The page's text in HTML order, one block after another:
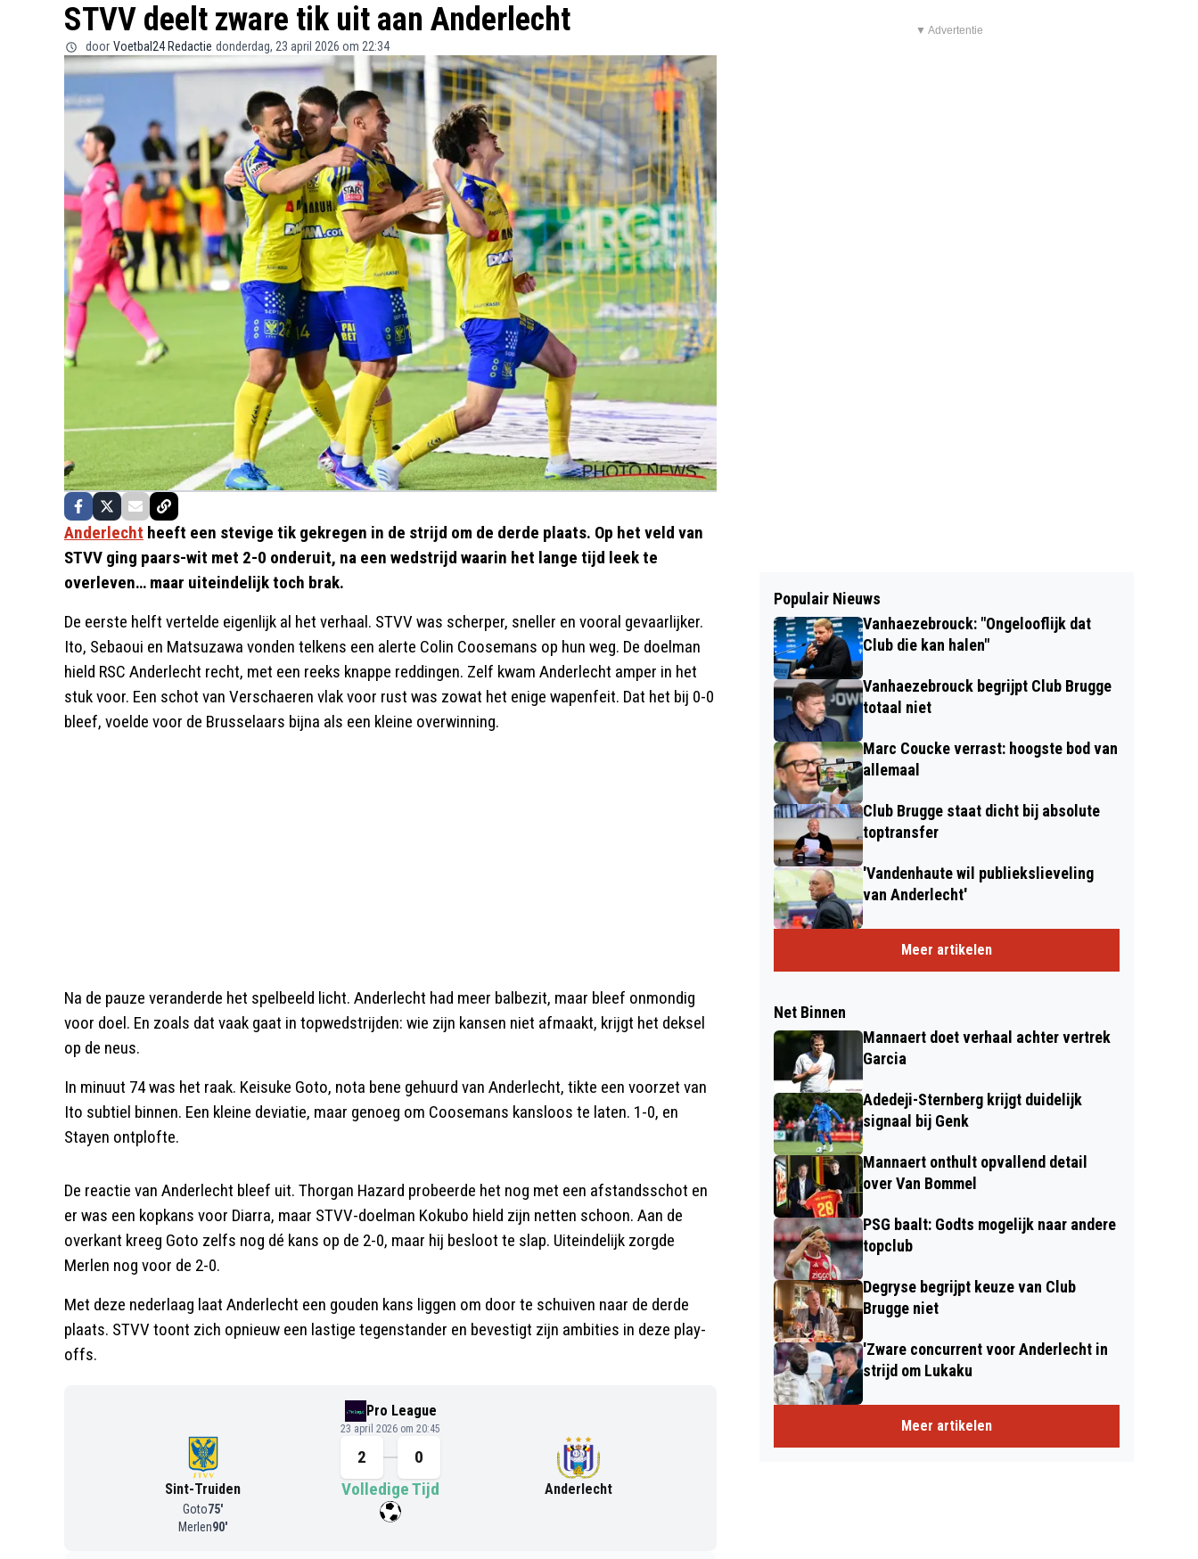
STVV deelt zware tik uit aan Anderlecht
door Voetbal24 Redactie donderdag, 23 april 2026 om 22:34
Anderlecht heeft een stevige tik gekregen in de strijd om de derde plaats. Op het veld van
STVV ging paars-wit met 2-0 onderuit, na een wedstrijd waarin het lange tijd leek te
overleven… maar uiteindelijk toch brak.
De eerste helft vertelde eigenlijk al het verhaal. STVV was scherper, sneller en vooral gevaarlijker.
Ito, Sebaoui en Matsuzawa vonden telkens een alerte Colin Coosemans op hun weg. De doelman
hield RSC Anderlecht recht, met een reeks knappe reddingen. Zelf kwam Anderlecht amper in het
stuk voor. Een schot van Verschaeren vlak voor rust was zowat het enige wapenfeit. Dat het bij 0-0
bleef, voelde voor de Brusselaars bijna als een kleine overwinning.
Na de pauze veranderde het spelbeeld licht. Anderlecht had meer balbezit, maar bleef onmondig
voor doel. En zoals dat vaak gaat in topwedstrijden: wie zijn kansen niet afmaakt, krijgt het deksel
op de neus.
In minuut 74 was het raak. Keisuke Goto, nota bene gehuurd van Anderlecht, tikte een voorzet van
Ito subtiel binnen. Een kleine deviatie, maar genoeg om Coosemans kansloos te laten. 1-0, en
Stayen ontplofte.
De reactie van Anderlecht bleef uit. Thorgan Hazard probeerde het nog met een afstandsschot en
er was een kopkans voor Diarra, maar STVV-doelman Kokubo hield zijn netten schoon. Aan de
overkant kreeg Goto zelfs nog dé kans op de 2-0, maar hij besloot te slap. Uiteindelijk zorgde
Merlen nog voor de 2-0.
Met deze nederlaag laat Anderlecht een gouden kans liggen om door te schuiven naar de derde
plaats. STVV toont zich opnieuw een lastige tegenstander en bevestigt zijn ambities in deze play-
offs.
Pro League
23 april 2026 om 20:45
Sint-Truiden
Goto75'
Merlen90'
2
0
Volledige Tijd
Anderlecht
▼ Advertentie
Populair Nieuws
Vanhaezebrouck: "Ongelooflijk dat
Club die kan halen"
Vanhaezebrouck begrijpt Club Brugge
totaal niet
Marc Coucke verrast: hoogste bod van
allemaal
Club Brugge staat dicht bij absolute
toptransfer
'Vandenhaute wil publiekslieveling
van Anderlecht'
Meer artikelen
Net Binnen
Mannaert doet verhaal achter vertrek
Garcia
Adedeji-Sternberg krijgt duidelijk
signaal bij Genk
Mannaert onthult opvallend detail
over Van Bommel
PSG baalt: Godts mogelijk naar andere
topclub
Degryse begrijpt keuze van Club
Brugge niet
'Zware concurrent voor Anderlecht in
strijd om Lukaku
Meer artikelen